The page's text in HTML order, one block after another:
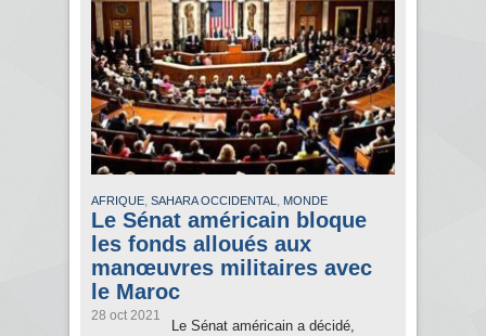
AFRIQUE, SAHARA OCCIDENTAL , MONDE
Le Sénat américain bloque
les fonds alloués aux
manœuvres militaires avec
le Maroc
28 oct 2021
Le Sénat américain a décidé,